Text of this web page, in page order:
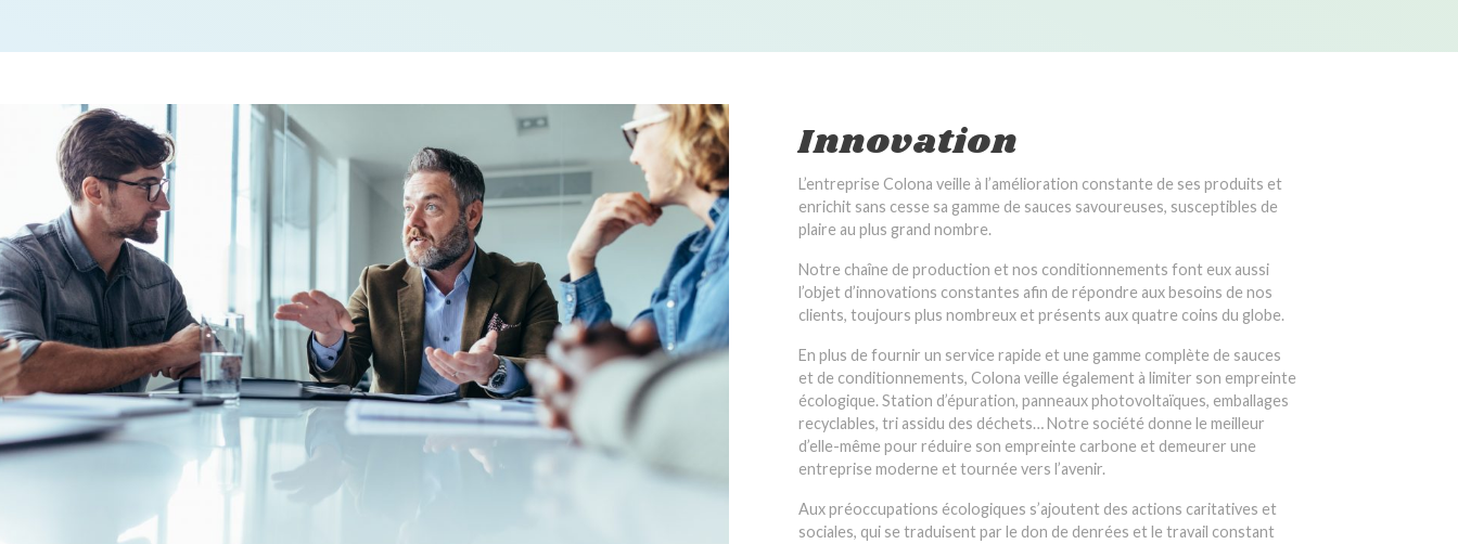
Innovation
L’entreprise Colona veille à l’amélioration constante de ses produits et
enrichit sans cesse sa gamme de sauces savoureuses, susceptibles de
plaire au plus grand nombre.
Notre chaîne de production et nos conditionnements font eux aussi
l’objet d’innovations constantes afin de répondre aux besoins de nos
clients, toujours plus nombreux et présents aux quatre coins du globe.
En plus de fournir un service rapide et une gamme complète de sauces
et de conditionnements, Colona veille également à limiter son empreinte
écologique. Station d’épuration, panneaux photovoltaïques, emballages
recyclables, tri assidu des déchets… Notre société donne le meilleur
d’elle-même pour réduire son empreinte carbone et demeurer une
entreprise moderne et tournée vers l’avenir.
Aux préoccupations écologiques s’ajoutent des actions caritatives et
sociales, qui se traduisent par le don de denrées et le travail constant